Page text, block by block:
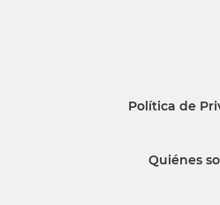
Política de
Quiénes